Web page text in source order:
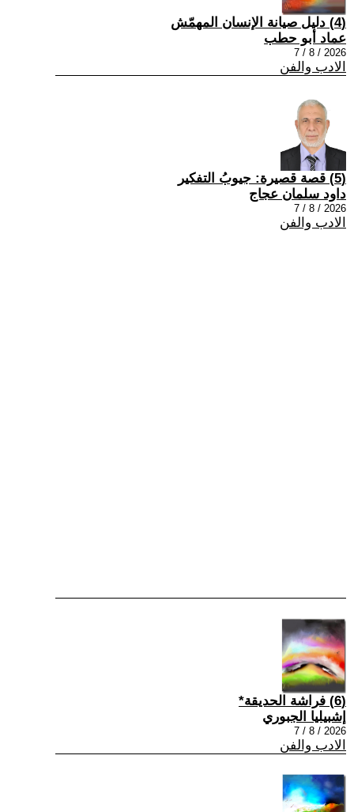
(4) دليل صيانة الإنسان المهمّش
عماد أبو حطب
2026 / 8 / 7
الادب والفن
(5) قصة قصيرة: جيوبُ التفكير
داود سلمان عجاج
2026 / 8 / 7
الادب والفن
(6) فراشة الحديقة*
إشبيليا الجبوري
2026 / 8 / 7
الادب والفن